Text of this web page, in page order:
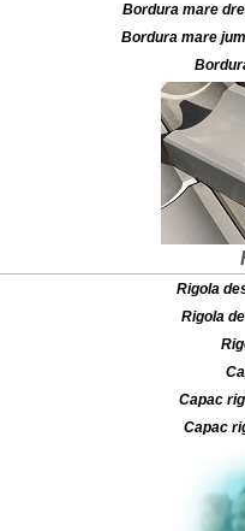
Bordura mare
Bordura mare
Rigola
Rigola
Capac
Capac